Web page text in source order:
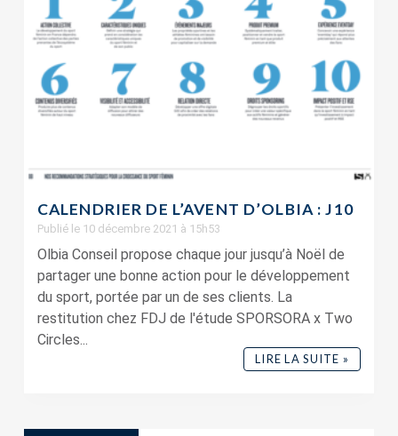
CALENDRIER DE L’AVENT D’OLBIA : J10
Publié le 10 décembre 2021 à 15h53
Olbia Conseil propose chaque jour jusqu’à Noël de
partager une bonne action pour le développement
du sport, portée par un de ses clients. La
restitution chez FDJ de l'étude SPORSORA x Two
Circles...
LIRE LA SUITE »